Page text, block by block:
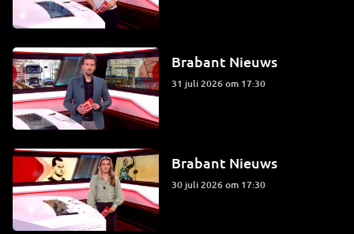
Brabant Nieuws
31 juli 2026 om 17:30
Brabant Nieuws
30 juli 2026 om 17:30